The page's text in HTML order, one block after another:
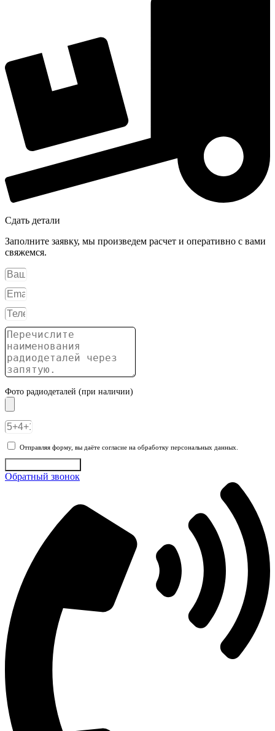
Сдать детали
Заполните заявку, мы произведем расчет и оперативно с вами
свяжемся.
Фото радиодеталей (при наличии)
Отправляя форму, вы даёте согласие на обработку персональных данных.
Обратный звонок